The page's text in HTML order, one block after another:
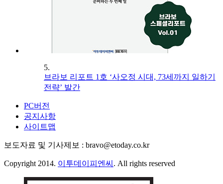
5.
브라보 리포트 1호 ‘사오정 시대, 73세까지 일하기
전략’ 발간
PC버전
공지사항
사이트맵
보도자료 및 기사제보 : bravo@etoday.co.kr
Copyright 2014. 이투데이피엔씨 . All rights reserved